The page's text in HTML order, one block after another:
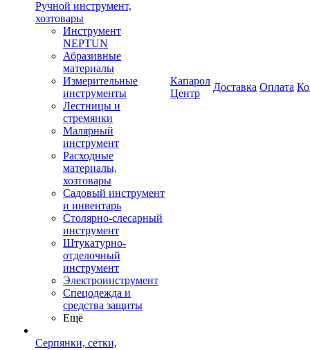
Ручной инструмент,
хозтовары
Инструмент
NEPTUN
Абразивные
материалы
Измерительные
инструменты
Лестницы и
стремянки
Малярный
инструмент
Расходные
материалы,
хозтовары
Садовый инструмент
и инвентарь
Столярно-слесарный
инструмент
Штукатурно-
отделочный
инструмент
Электроинструмент
Спецодежда и
средства защиты
Ещё
Серпянки, сетки,
Капарол
Центр
Доставка Оплата